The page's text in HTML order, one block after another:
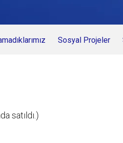
Sosyal Projeler
satıldı.)